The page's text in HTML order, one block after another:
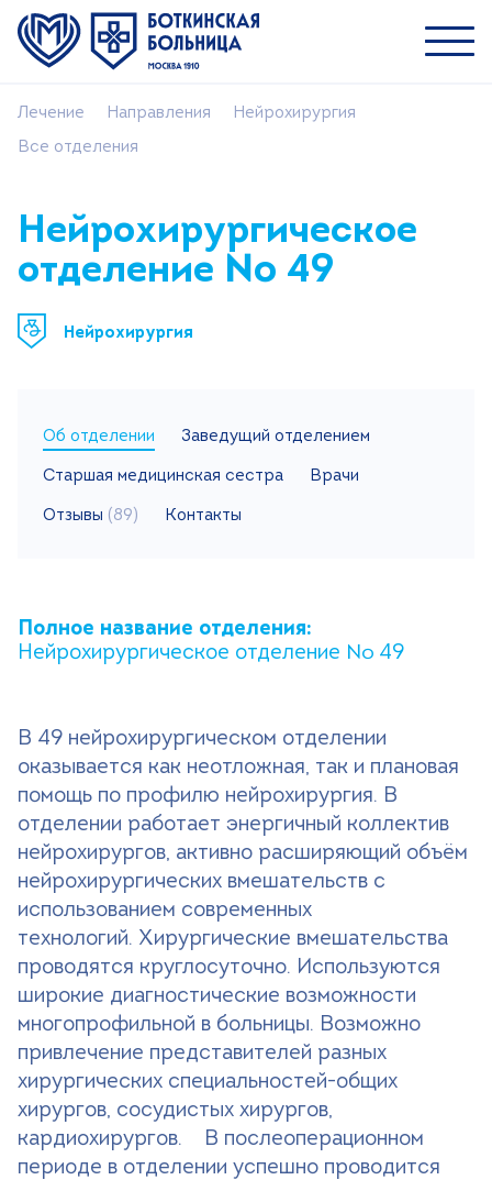
Найти врача
Пациентам и посетителям
+7 (499) 490-03-03
+7 (800) 600-31-41
8:00-18:00 выходные
Записаться на прием
Лечение Направления Нейрохирургия
Все отделения
Нейрохирургическое
отделение № 49
Нейрохирургия
Об отделении Заведущий отделением
Старшая медицинская сестра Врачи
Отзывы (89) Контакты
Полное название отделения:
Нейрохирургическое отделение № 49
В 49 нейрохирургическом отделении
оказывается как неотложная, так и плановая
помощь по профилю нейрохирургия. В
отделении работает энергичный коллектив
нейрохирургов, активно расширяющий объём
нейрохирургических вмешательств с
использованием современных
технологий. Хирургические вмешательства
проводятся круглосуточно. Используются
широкие диагностические возможности
многопрофильной в больницы. Возможно
привлечение представителей разных
хирургических специальностей-общих
хирургов, сосудистых хирургов,
кардиохирургов. В послеоперационном
периоде в отделении успешно проводится